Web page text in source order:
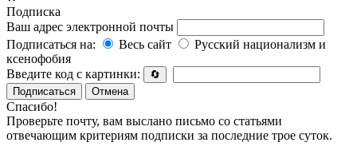
Подписка
Ваш адрес электронной почты
Подписаться на:
Весь сайт
Русский национализм и
ксенофобия
Введите код с картинки:
🔄
Подписаться
Отмена
Спасибо!
Проверьте почту, вам выслано письмо со статьями
отвечающим критериям подписки за последние трое суток.